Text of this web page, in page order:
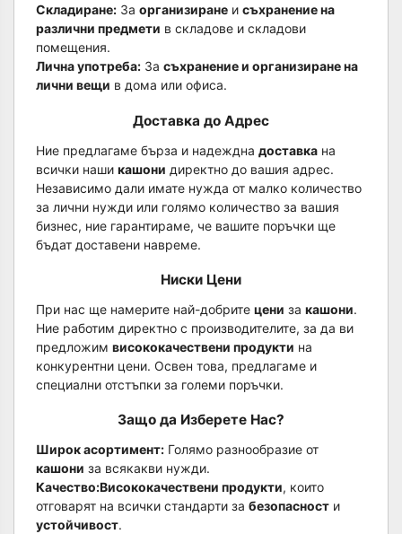
Складиране:За организиранеи съхранение на
различни предмети в складове и складови
помещения.
Лична употреба:За съхранение и организиране на
лични вещи в дома или офиса.
Доставка до Адрес
Ние предлагаме бърза и надеждна доставкана
всички наши кашони директно до вашия адрес.
Независимо дали имате нужда от малко количество
за лични нужди или голямо количество за вашия
бизнес, ние гарантираме, че вашите поръчки ще
бъдат доставени навреме.
Ниски Цени
При нас ще намерите най-добрите цени за кашони.
Ние работим директно с производителите, за да ви
предложим висококачествени продукти на
конкурентни цени. Освен това, предлагаме и
специални отстъпки за големи поръчки.
Защо да Изберете Нас?
Широк асортимент:Голямо разнообразие от
кашони за всякакви нужди.
Качество:Висококачествени продукти, които
отговарят на всички стандарти за безопасности
устойчивост.